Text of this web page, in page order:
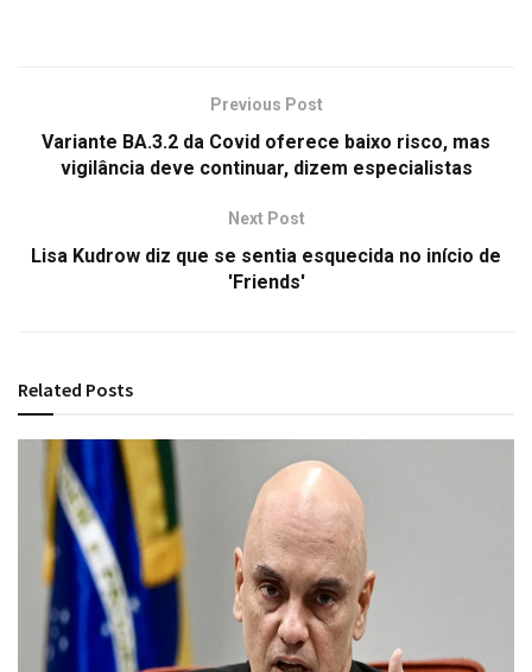
Previous Post
Variante BA.3.2 da Covid oferece baixo risco, mas
vigilância deve continuar, dizem especialistas
Next Post
Lisa Kudrow diz que se sentia esquecida no início de
'Friends'
Related Posts